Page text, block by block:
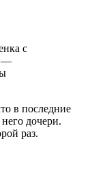
с
—
в последние
дочери.
раз.